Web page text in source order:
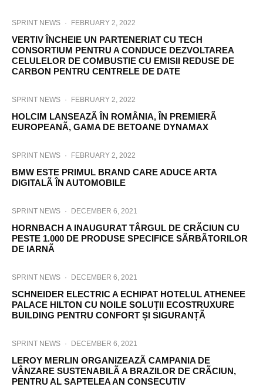
SPRINT NEWS · FEBRUARY 2, 2022
VERTIV ÎNCHEIE UN PARTENERIAT CU TECH
CONSORTIUM PENTRU A CONDUCE DEZVOLTAREA
CELULELOR DE COMBUSTIE CU EMISII REDUSE DE
CARBON PENTRU CENTRELE DE DATE
SPRINT NEWS · FEBRUARY 2, 2022
HOLCIM LANSEAZÃ ÎN ROMÂNIA, ÎN PREMIERÃ
EUROPEANÃ, GAMA DE BETOANE DYNAMAX
SPRINT NEWS · FEBRUARY 2, 2022
BMW ESTE PRIMUL BRAND CARE ADUCE ARTA
DIGITALÃ ÎN AUTOMOBILE
SPRINT NEWS · DECEMBER 6, 2021
HORNBACH A INAUGURAT TÂRGUL DE CRÃCIUN CU
PESTE 1.000 DE PRODUSE SPECIFICE SÃRBÃTORILOR
DE IARNÃ
SPRINT NEWS · DECEMBER 6, 2021
SCHNEIDER ELECTRIC A ECHIPAT HOTELUL ATHENEE
PALACE HILTON CU NOILE SOLUȚII ECOSTRUXURE
BUILDING PENTRU CONFORT ȘI SIGURANȚÃ
SPRINT NEWS · DECEMBER 6, 2021
LEROY MERLIN ORGANIZEAZÃ CAMPANIA DE
VÂNZARE SUSTENABILÃ A BRAZILOR DE CRÃCIUN,
PENTRU AL SAPTELEA AN CONSECUTIV